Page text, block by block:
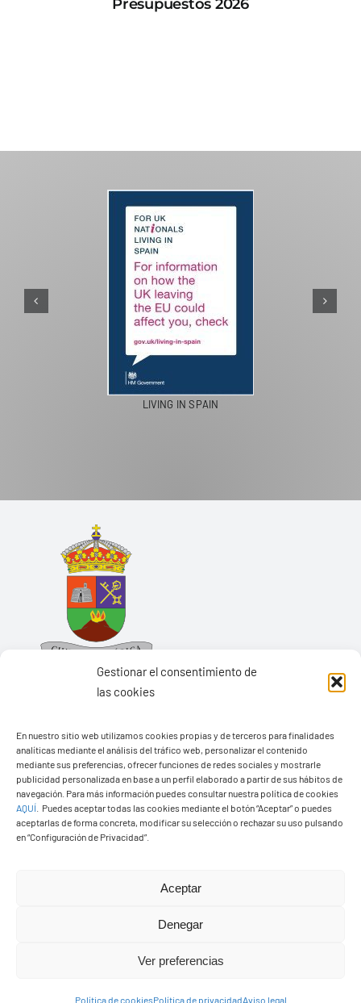
Gestionar el consentimiento de
las cookies
En nuestro sitio web utilizamos cookies propias y de terceros para finalidades
analíticas mediante el análisis del tráfico web, personalizar el contenido
mediante sus preferencias, ofrecer funciones de redes sociales y mostrarle
publicidad personalizada en base a un perfil elaborado a partir de sus hábitos de
navegación. Para más información puedes consultar nuestra política de cookies
AQUÍ
Puedes aceptar todas las cookies mediante el botón “Aceptar” o puedes
aceptarlas de forma concreta, modificar su selección o rechazar su uso pulsando
en “Configuración de Privacidad”.
Aceptar
Denegar
Ver preferencias
Política de cookiesPolítica de privacidadAviso legal
Presupuestos 2026
LIVING IN SPAIN
Ayuntamiento de Yaiza
Pza. de Los Remedios, 1
35570 – Yaiza
Tel:928 83 62 20
© Copyright2026 Ayuntamiento de Yaiza - Todos los